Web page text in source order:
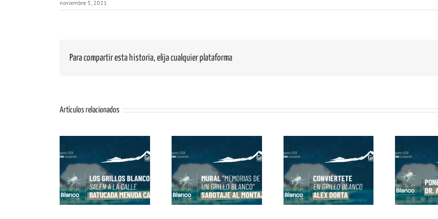
noviembre 5, 2021
Para compartir esta historia, elija cualquier plataforma
Artículos relacionados
Mural «Memorias de un
Grillo Blanco» con
Matías Mata
Conviértete en Grillo
Blanco con Alex Dorta
Ponencias del Dr.
Alejandro Martínez